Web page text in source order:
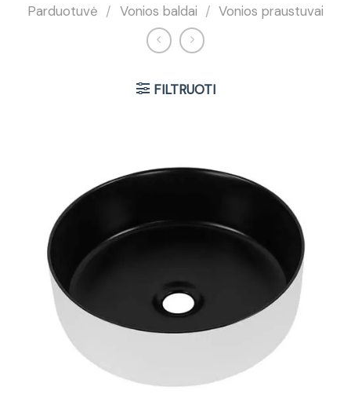
Parduotuvė / Vonios baldai / Vonios praustuvai
FILTRUOTI